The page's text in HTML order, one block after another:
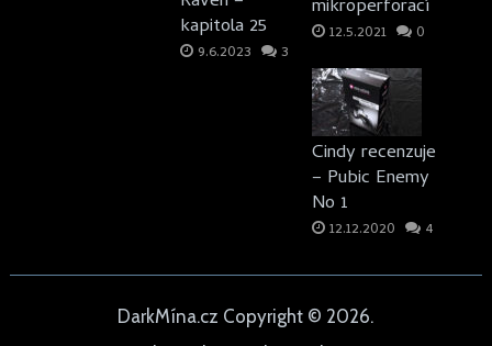
kapitola 25
9.6.2023 3
mikroperforací
12.5.2021 0
Cindy recenzuje
– Pubic Enemy
No 1
12.12.2020 4
DarkMína.cz Copyright © 2026.